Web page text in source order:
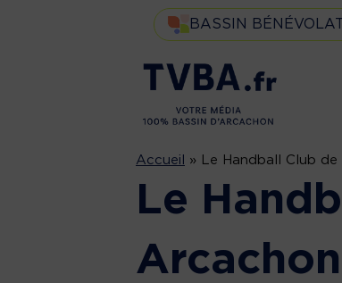
BASSIN
Accueil » Le Handball Club
Le